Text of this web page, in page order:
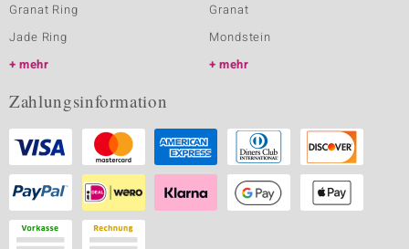
Granat Ring
Jade Ring
mehr
Granat
Mondstein
mehr
Zahlungsinformation